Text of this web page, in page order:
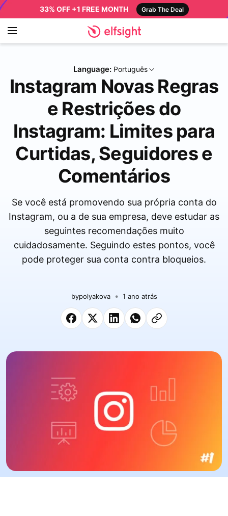
33% OFF +1 FREE MONTH Grab The Deal
Language: Português
Instagram Novas Regras
e Restrições do
Instagram: Limites para
Curtidas, Seguidores e
Comentários
Se você está promovendo sua própria conta do
Instagram, ou a de sua empresa, deve estudar as
seguintes recomendações muito
cuidadosamente. Seguindo estes pontos, você
pode proteger sua conta contra bloqueios.
bypolyakova 1 ano atrás